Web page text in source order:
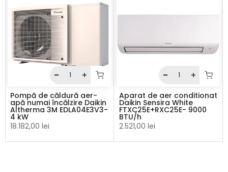
Pompă de căldură aer-
apă numai încălzire Daikin
Altherma 3M EDLA04E3V3-
4 kW
18.182,00 lei
Aparat de aer conditionat
Daikin Sensira White
FTXC25E+RXC25E- 9000
BTU/h
2.521,00 lei